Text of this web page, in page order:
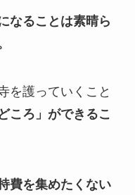
なることは素晴ら
を護っていくこと
ころ」ができるこ
費を集めたくない